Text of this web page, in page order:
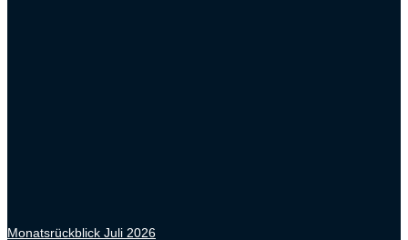
Monatsrückblick Juli 2026